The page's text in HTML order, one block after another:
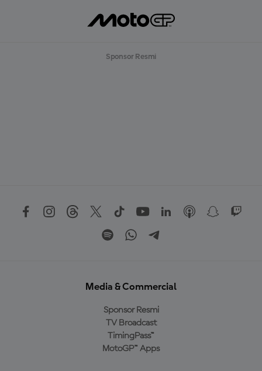
Sponsor Resmi
Media & Commercial
Sponsor Resmi
TV Broadcast
TimingPass™
MotoGP™ Apps